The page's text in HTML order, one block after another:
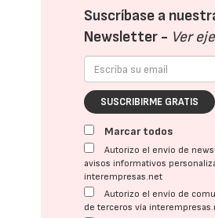
Suscríbase a
Newsletter - Ver
SUSCRIBIRME GRATIS
Marcar todos
Autorizo el envío de
avisos informativos
interempresas.net
Autorizo el envío de
de terceros vía